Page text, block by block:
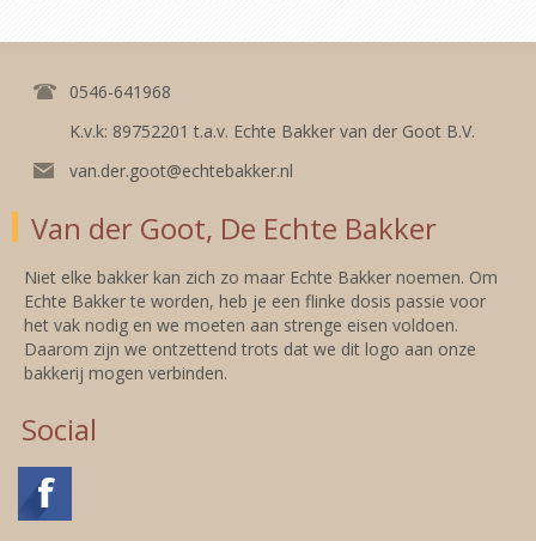
0546-641968
K.v.k: 89752201 t.a.v. Echte Bakker van der Goot B.V.
van.der.goot@echtebakker.nl
Van der Goot, De Echte Bakker
Niet elke bakker kan zich zo maar Echte Bakker noemen. Om
Echte Bakker te worden, heb je een flinke dosis passie voor
het vak nodig en we moeten aan strenge eisen voldoen.
Daarom zijn we ontzettend trots dat we dit logo aan onze
bakkerij mogen verbinden.
Social